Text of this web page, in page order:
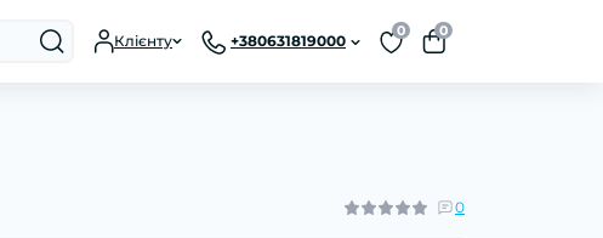
Клієнту +380631819000
0 0
0